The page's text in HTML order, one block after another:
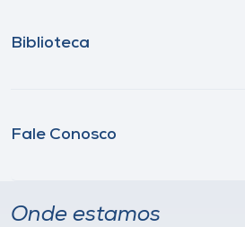
Biblioteca
Fale Conosco
Onde estamos